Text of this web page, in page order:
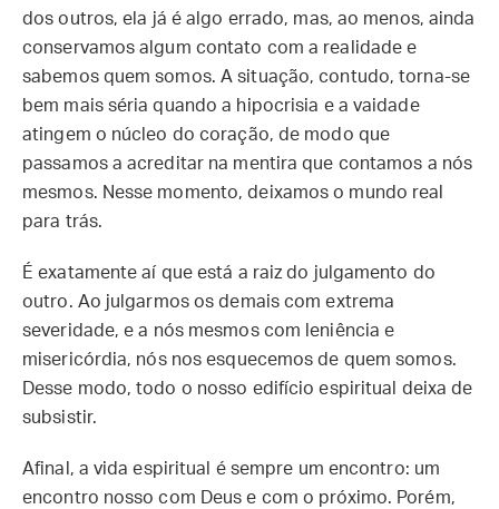
dos outros, ela já é algo errado, mas, ao menos, ainda
conservamos algum contato com a realidade e
sabemos quem somos. A situação, contudo, torna-se
bem mais séria quando a hipocrisia e a vaidade
atingem o núcleo do coração, de modo que
passamos a acreditar na mentira que contamos a nós
mesmos. Nesse momento, deixamos o mundo real
para trás.
É exatamente aí que está a raiz do julgamento do
outro. Ao julgarmos os demais com extrema
severidade, e a nós mesmos com leniência e
misericórdia, nós nos esquecemos de quem somos.
Desse modo, todo o nosso edifício espiritual deixa de
subsistir.
Afinal, a vida espiritual é sempre um encontro: um
encontro nosso com Deus e com o próximo. Porém,